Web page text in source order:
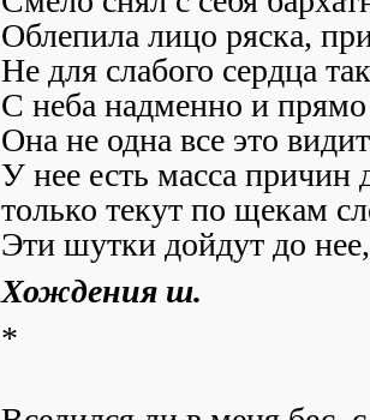
Облепила лицо ряска,
Не для слабого сердца
С неба надменно и прямо
Она не одна все это
У нее есть масса причин
только текут по щекам
Эти шутки дойдут до
Хождения ш.
*